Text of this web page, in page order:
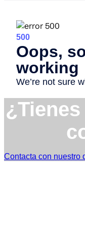
Contacta con nuestro